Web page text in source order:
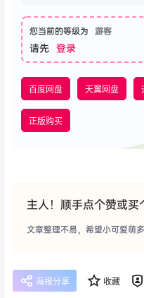
您当前的等级为 游客
请先 登录
百度网盘 天翼网盘
正版购买
主人！顺手点个赞或买
文章整理不易，希望小可爱萌
海报分享 收藏